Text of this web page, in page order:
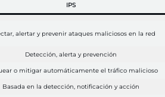
IPS
alertar y prevenir ataques maliciosos en la red
Detección, alerta y prevención
o mitigar automáticamente el tráfico malicioso
Basada en la detección, notificación y acción